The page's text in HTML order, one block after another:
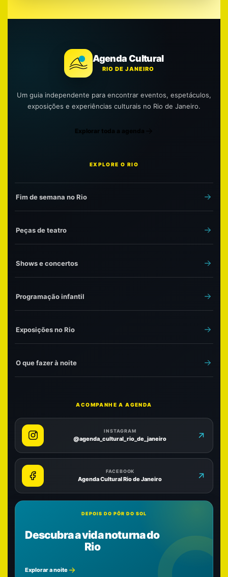
Agenda Cultural
RIO DE JANEIRO
Um guia independente para encontrar eventos, espetáculos,
exposições e experiências culturais no Rio de Janeiro.
Explorar toda a agenda
EXPLORE O RIO
Fim de semana no Rio
Peças de teatro
Shows e concertos
Programação infantil
Exposições no Rio
O que fazer à noite
ACOMPANHE A AGENDA
INSTAGRAM
@agenda_cultural_rio_de_janeiro
FACEBOOK
Agenda Cultural Rio de Janeiro
DEPOIS DO PÔR DO SOL
Descubra a vida noturna do
Rio
Explorar a noite